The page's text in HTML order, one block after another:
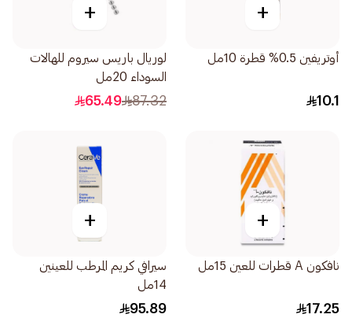
+
أوتريفين 0.5% قطرة 10مل
10.1
+
لوريال باريس سيروم للهالات
السوداء 20مل
87.32
65.49
+
نافكون A قطرات للعين 15مل
17.25
+
سيرافي كريم المرطب للعينين
14مل
95.89